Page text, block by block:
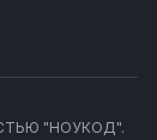
"НОУКОД".